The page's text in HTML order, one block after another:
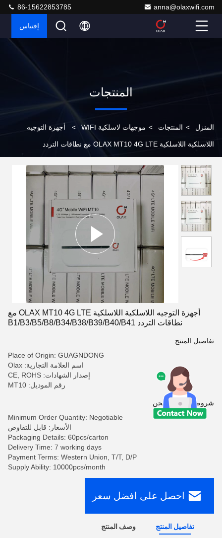
anna@olaxwifi.com
86-15622853785
إقتباس
المنتجات
المنزل > المنتجات > موجهات لاسلكية WIFI > أجهزة التوجيه
اللاسلكية اللاسلكية OLAX MT10 4G LTE مع نطاقات التردد
أجهزة التوجيه اللاسلكية اللاسلكية OLAX MT10 4G LTE مع
نطاقات التردد B1/B3/B5/B8/B34/B38/B39/B40/B41
تفاصيل المنتج
Place of Origin: GUAGNDONG
اسم العلامة التجارية: Olax
إصدار الشهادات: CE, ROHS
رقم الموديل: MT10
شروط الدفع والشحن
Minimum Order Quantity: Negotiable
الأسعار: قابل للتفاوض
Packaging Details: 60pcs/carton
Delivery Time: 7 working days
Payment Terms: Western Union, T/T, D/P
Supply Ability: 10000pcs/month
احصل على افضل سعر
تفاصيل المنتج وصف المنتج